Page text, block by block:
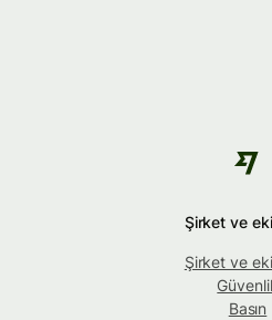
Şirket ve
Şirket ve
Basın